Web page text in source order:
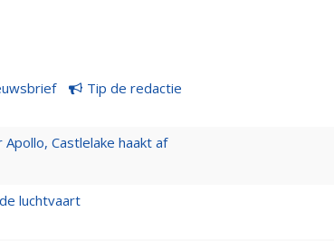
Tip de redactie
Castlelake haakt af
luchtvaart